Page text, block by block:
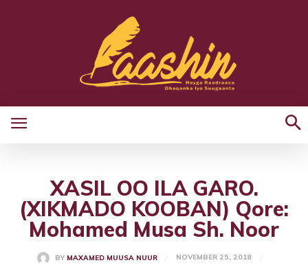
XASIL OO ILA GARO.
(XIKMADO KOOBAN) Qore:
Mohamed Musa Sh. Noor
BY MAXAMED MUUSA NUUR NOVEMBER 25, 2018